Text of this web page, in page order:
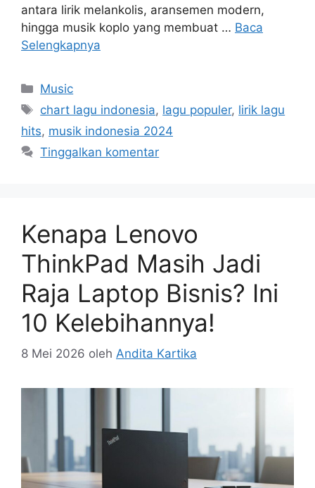
antara lirik melankolis, aransemen modern,
hingga musik koplo yang membuat … Baca
Selengkapnya
Kategori
Music
Tag
chart lagu indonesia, lagu populer, lirik lagu
hits, musik indonesia 2024
Tinggalkan komentar
Kenapa Lenovo
ThinkPad Masih Jadi
Raja Laptop Bisnis? Ini
10 Kelebihannya!
8 Mei 2026 oleh Andita Kartika